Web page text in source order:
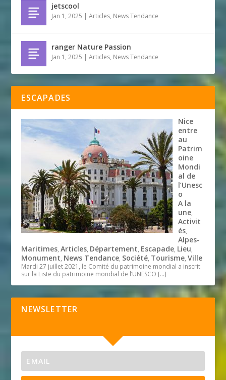
jetscool
Jan 1, 2025 |Articles, News Tendance
ranger Nature Passion
Jan 1, 2025 |Articles, News Tendance
ESCAPADES
Nice
entre
au
Patrim
oine
Mondi
al de
l’Unesc
o
A la
une,
Activit
és,
Alpes-
Maritimes,Articles, Département, Escapade, Lieu,
Monument, News Tendance, Société, Tourisme,Ville
Mardi 27 juillet 2021, le Comité du patrimoine mondial a inscrit
sur la Liste du patrimoine mondial de l’UNESCO […]
NEWSLETTER